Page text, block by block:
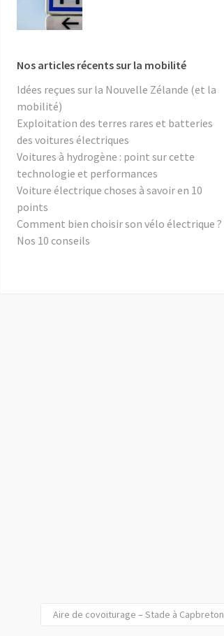
Nos articles récents sur la mobilité
Idées reçues sur la Nouvelle Zélande (et la
mobilité)
Exploitation des terres rares et batteries
des voitures électriques
Voitures à hydrogène : point sur cette
technologie et performances
Voiture électrique choses à savoir en 10
points
Comment bien choisir son vélo électrique ?
Nos 10 conseils
Aire de covoiturage – Stade à Capbreton